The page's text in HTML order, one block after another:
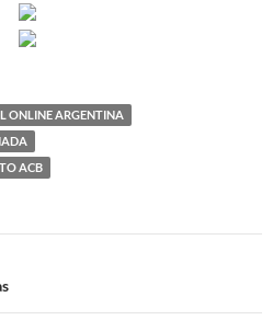
ONLINE ARGENTINA
ACB